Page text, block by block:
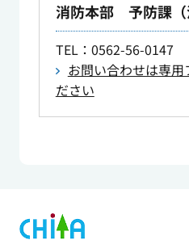
消防本部 予防課（
TEL：0562-56-0147
お問い合わせは専用
ださい